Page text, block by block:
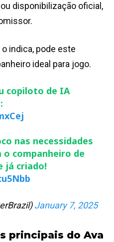
disponibilização oficial,
indica, pode este
ideal para jogo.
copiloto de IA
nas necessidades
o companheiro de
já criado!
January 7, 2025
principais do Ava